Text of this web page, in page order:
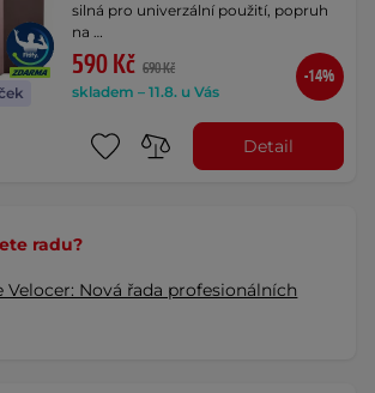
silná pro univerzální použití, popruh
na …
590 Kč 690 Kč
skladem – 11.8. u Vás
-14%
Detail
radu?
Velocer: Nová řada profesionálních